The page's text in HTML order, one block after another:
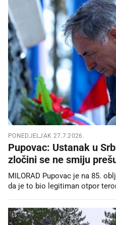
PONEDJELJAK 27.7.2026.
Pupovac: Ustanak u
zločini se ne smiju
MILORAD Pupovac je na 85.
da je to bio legitiman otpor